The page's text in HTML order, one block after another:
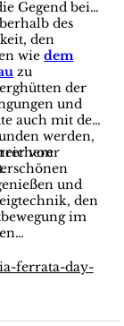
Gegend bei
des
den
wiedem
zu
der
und
auch mit dem
werden,
von
und
den
im
eine
ferrata-day-